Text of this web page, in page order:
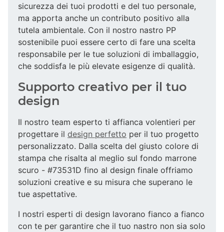
sicurezza dei tuoi prodotti e del tuo personale,
ma apporta anche un contributo positivo alla
tutela ambientale. Con il nostro nastro PP
sostenibile puoi essere certo di fare una scelta
responsabile per le tue soluzioni di imballaggio,
che soddisfa le più elevate esigenze di qualità.
Supporto creativo per il tuo
design
Il nostro team esperto ti affianca volentieri per
progettare il design perfetto per il tuo progetto
personalizzato. Dalla scelta del giusto colore di
stampa che risalta al meglio sul fondo marrone
scuro - #73531D fino al design finale offriamo
soluzioni creative e su misura che superano le
tue aspettative.
I nostri esperti di design lavorano fianco a fianco
con te per garantire che il tuo nastro non sia solo